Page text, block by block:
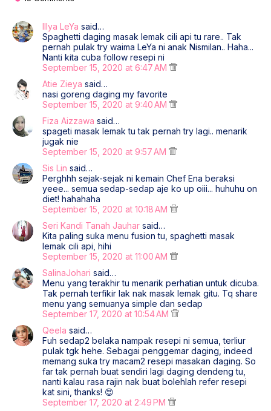
Illya LeYa said…
Spaghetti daging masak lemak cili api tu rare.. Tak
pernah pulak try waima LeYa ni anak Nismilan.. Haha...
Nanti kita cuba follow resepi ni
September 15, 2020 at 6:47 AM
Atie Zieya said…
nasi goreng daging my favorite
September 15, 2020 at 9:40 AM
Fiza Aizzawa said…
spageti masak lemak tu tak pernah try lagi.. menarik
jugak nie
September 15, 2020 at 9:57 AM
Sis Lin said…
Perghhh sejak-sejak ni kemain Chef Ena beraksi
yeee... semua sedap-sedap aje ko up oiii... huhuhu on
diet! hahahaha
September 15, 2020 at 10:18 AM
Seri Kandi Tanah Jauhar said…
Kita paling suka menu fusion tu, spaghetti masak
lemak cili api, hihi
September 15, 2020 at 11:00 AM
SalinaJohari said…
Menu yang terakhir tu menarik perhatian untuk dicuba.
Tak pernah terfikir lak nak masak lemak gitu. Tq share
menu yang semuanya simple dan sedap
September 17, 2020 at 10:54 AM
Qeela said…
Fuh sedap2 belaka nampak resepi ni semua, terliur
pulak tgk hehe. Sebagai penggemar daging, indeed
memang suka try macam2 resepi masakan daging. So
far tak pernah buat sendiri lagi daging dendeng tu,
nanti kalau rasa rajin nak buat bolehlah refer resepi
kat sini, thanks! 😍
September 17, 2020 at 2:49 PM